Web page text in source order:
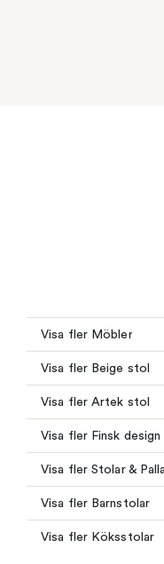
Visa fler Möbler
Visa fler Beige stol
Visa fler Artek stol
Visa fler Finsk design
Visa fler Stolar &
Visa fler Barnstolar
Visa fler Köksstolar